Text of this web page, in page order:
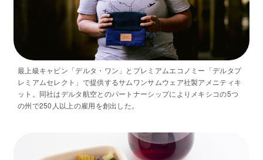
最上級キャビン「デルタ・ワン」とプレミアムエコノミー「デルタプ
レミアムセレクト」で提供するサムワンサムウェア社製アメニティキ
ット。同社はデルタ航空とのパートナーシップによりメキシコの5つ
の州で250人以上の雇用を創出した。